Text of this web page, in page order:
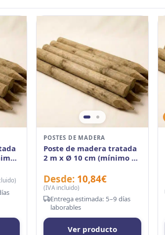
POSTES DE MADERA
Poste de madera tratada
2 m x Ø 10 cm (mínimo 90
Desde: 10,84€
(IVA incluido)
Entrega estimada: 5–9 días
laborables
Ver producto